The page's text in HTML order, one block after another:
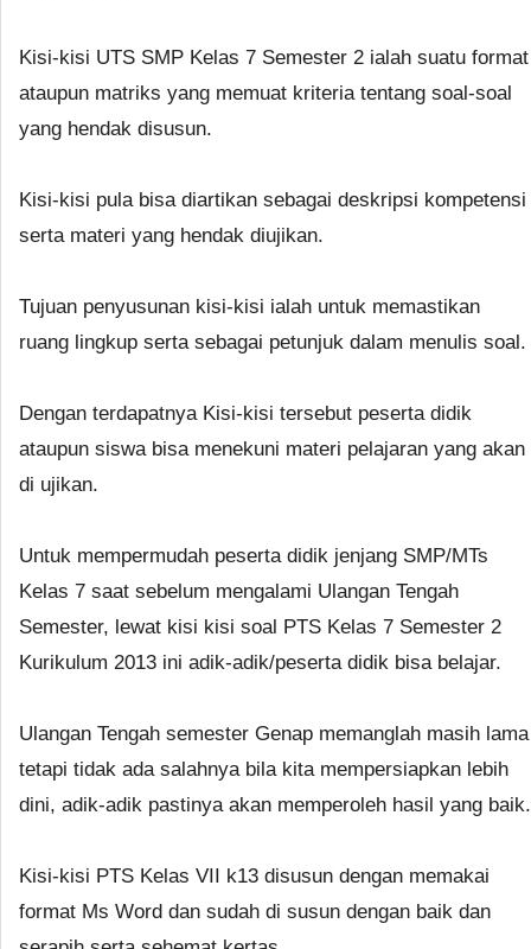
Kisi-kisi UTS SMP Kelas 7 Semester 2 ialah suatu format
ataupun matriks yang memuat kriteria tentang soal-soal
yang hendak disusun.
Kisi-kisi pula bisa diartikan sebagai deskripsi kompetensi
serta materi yang hendak diujikan.
Tujuan penyusunan kisi-kisi ialah untuk memastikan
ruang lingkup serta sebagai petunjuk dalam menulis soal.
Dengan terdapatnya Kisi-kisi tersebut peserta didik
ataupun siswa bisa menekuni materi pelajaran yang akan
di ujikan.
Untuk mempermudah peserta didik jenjang SMP/MTs
Kelas 7 saat sebelum mengalami Ulangan Tengah
Semester, lewat kisi kisi soal PTS Kelas 7 Semester 2
Kurikulum 2013 ini adik-adik/peserta didik bisa belajar.
Ulangan Tengah semester Genap memanglah masih lama
tetapi tidak ada salahnya bila kita mempersiapkan lebih
dini, adik-adik pastinya akan memperoleh hasil yang baik.
Kisi-kisi PTS Kelas VII k13 disusun dengan memakai
format Ms Word dan sudah di susun dengan baik dan